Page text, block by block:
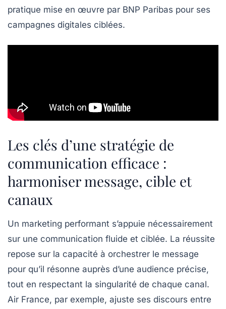
pratique mise en œuvre par BNP Paribas pour ses
campagnes digitales ciblées.
Les clés d’une stratégie de
communication efficace :
harmoniser message, cible et
canaux
Un marketing performant s’appuie nécessairement
sur une communication fluide et ciblée. La réussite
repose sur la capacité à orchestrer le message
pour qu’il résonne auprès d’une audience précise,
tout en respectant la singularité de chaque canal.
Air France, par exemple, ajuste ses discours entre